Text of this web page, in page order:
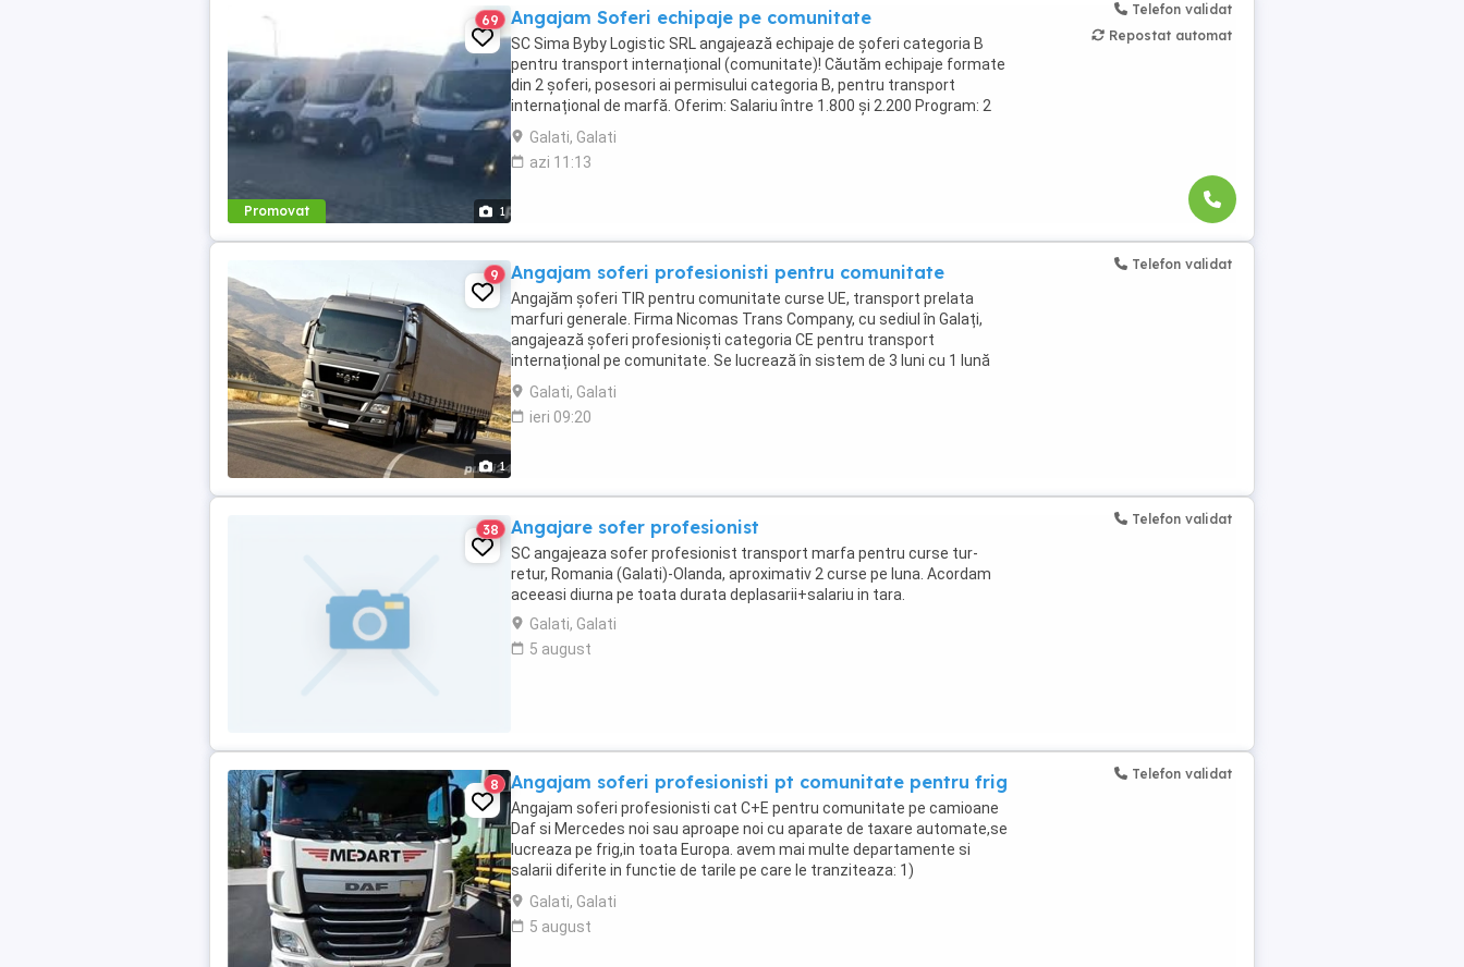
Promovat 1
69 Angajam Soferi echipaje pe comunitate
SC Sima Byby Logistic SRL angajează echipaje de șoferi categoria B
pentru transport internațional (comunitate)! Căutăm echipaje formate
din 2 șoferi, posesori ai permisului categoria B, pentru transport
internațional de marfă. Oferim: Salariu între 1.800 și 2.200 Program: 2
luni plecați 2 săptămâni ...
Galati, Galati
azi 11:13
Telefon validat
Repostat automat
1
9 Angajam soferi profesionisti pentru comunitate
Angajăm șoferi TIR pentru comunitate curse UE, transport prelata
marfuri generale. Firma Nicomas Trans Company, cu sediul în Galați,
angajează șoferi profesioniști categoria CE pentru transport
internațional pe comunitate. Se lucrează în sistem de 3 luni cu 1 lună
acasă sau 2 luni cu 2 saptamâni ...
Galati, Galati
ieri 09:20
Telefon validat
38 Angajare sofer profesionist
SC angajeaza sofer profesionist transport marfa pentru curse tur-
retur, Romania (Galati)-Olanda, aproximativ 2 curse pe luna. Acordam
aceeasi diurna pe toata durata deplasarii+salariu in tara.
Galati, Galati
5 august
Telefon validat
8 Angajam soferi profesionisti pt comunitate pentru frig
Angajam soferi profesionisti cat C+E pentru comunitate pe camioane
Daf si Mercedes noi sau aproape noi cu aparate de taxare automate,se
lucreaza pe frig,in toata Europa. avem mai multe departamente si
salarii diferite in functie de tarile pe care le tranziteaza: 1)
Departament DK - UK,BE,NL,F,D,PL,CZ,RO,H,IT. ...
Galati, Galati
5 august
Telefon validat